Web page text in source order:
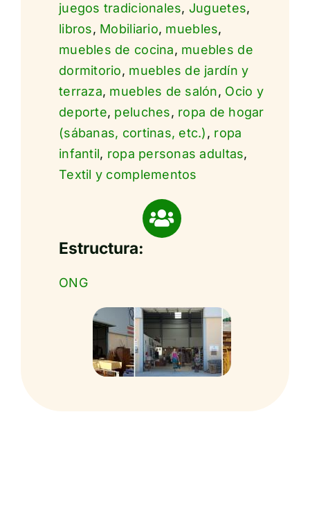
juegos tradicionales, Juguetes,
libros, Mobiliario, muebles,
muebles de cocina, muebles de
dormitorio, muebles de jardín y
terraza, muebles de salón, Ocio y
deporte, peluches, ropa de hogar
(sábanas, cortinas, etc.), ropa
infantil, ropa personas adultas,
Textil y complementos
Estructura:
ONG